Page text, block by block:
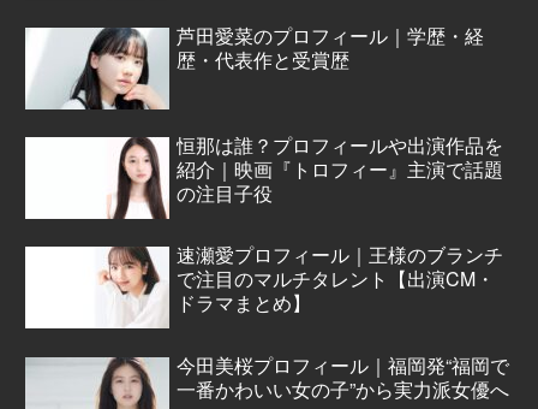
芦田愛菜のプロフィール｜学歴・経
歴・代表作と受賞歴
恒那は誰？プロフィールや出演作品を
紹介｜映画『トロフィー』主演で話題
の注目子役
速瀬愛プロフィール｜王様のブランチ
で注目のマルチタレント【出演CM・
ドラマまとめ】
今田美桜プロフィール｜福岡発“福岡で
一番かわいい女の子”から実力派女優へ